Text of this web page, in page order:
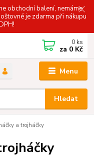
obchodní balení, nemáme
je zdarma při nákupu
Menu
Hledat
0 ks
za 0 Kč
a trojháčky